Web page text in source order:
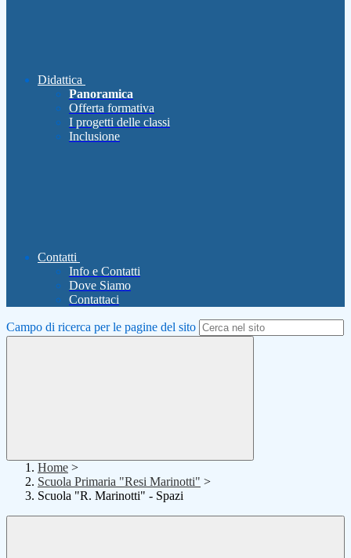
Didattica
Panoramica
Offerta formativa
I progetti delle classi
Inclusione
Contatti
Info e Contatti
Dove Siamo
Contattaci
Campo di ricerca per le pagine del sito
Home >
Scuola Primaria "Resi Marinotti" >
Scuola "R. Marinotti" - Spazi